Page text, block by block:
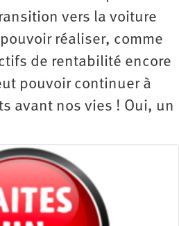
vers la voiture
réaliser, comme
de rentabilité encore
pouvoir continuer à
avant nos vies ! Oui, un